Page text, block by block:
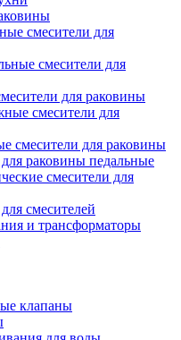
смесители для
смесители для
для раковины
смесители для
смесители для раковины
раковины педальные
смесители для
смесителей
и трансформаторы
клапаны